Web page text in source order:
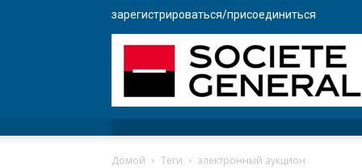
зарегистрироваться/присоединиться
Домой Теги электронный аукцион